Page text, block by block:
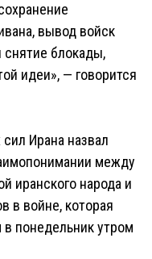
вывод войск
снятие блокады,
идеи», — говорится
Ирана назвал
между
иранского народа и
в войне, которая
понедельник утром